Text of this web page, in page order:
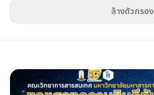
ล้างตัวกรอง